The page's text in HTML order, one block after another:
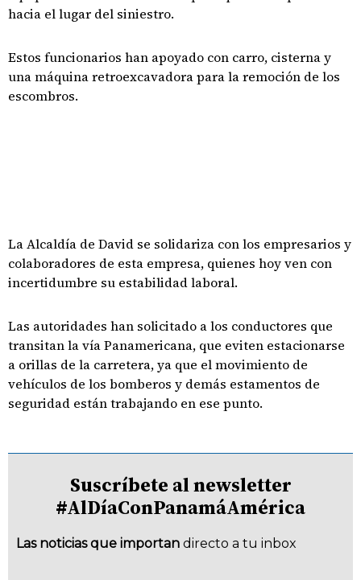
hacia el lugar del siniestro.
Estos funcionarios han apoyado con carro, cisterna y
una máquina retroexcavadora para la remoción de los
escombros.
La Alcaldía de David se solidariza con los empresarios y
colaboradores de esta empresa, quienes hoy ven con
incertidumbre su estabilidad laboral.
Las autoridades han solicitado a los conductores que
transitan la vía Panamericana, que eviten estacionarse
a orillas de la carretera, ya que el movimiento de
vehículos de los bomberos y demás estamentos de
seguridad están trabajando en ese punto.
Suscríbete al newsletter
#AlDíaConPanamáAmérica
Las noticias que importan directo a tu inbox